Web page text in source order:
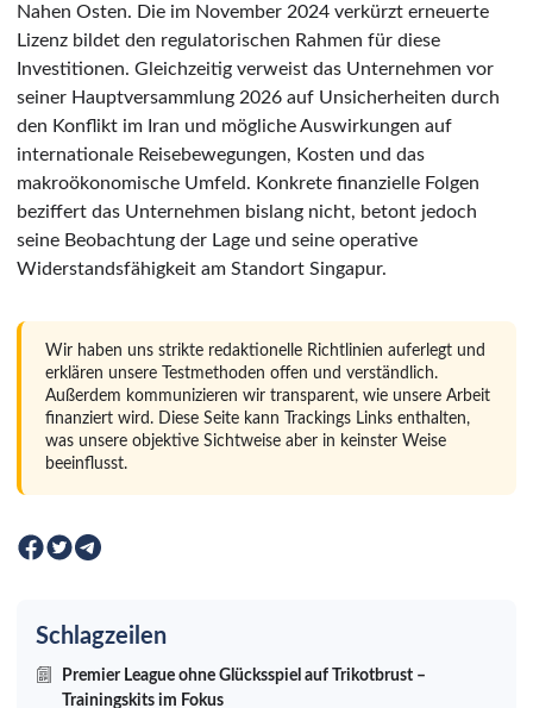
Nahen Osten. Die im November 2024 verkürzt erneuerte
Lizenz bildet den regulatorischen Rahmen für diese
Investitionen. Gleichzeitig verweist das Unternehmen vor
seiner Hauptversammlung 2026 auf Unsicherheiten durch
den Konflikt im Iran und mögliche Auswirkungen auf
internationale Reisebewegungen, Kosten und das
makroökonomische Umfeld. Konkrete finanzielle Folgen
beziffert das Unternehmen bislang nicht, betont jedoch
seine Beobachtung der Lage und seine operative
Widerstandsfähigkeit am Standort Singapur.
Wir haben uns strikte redaktionelle Richtlinien auferlegt und
erklären unsere Testmethoden offen und verständlich.
Außerdem kommunizieren wir transparent, wie unsere Arbeit
finanziert wird. Diese Seite kann Trackings Links enthalten,
was unsere objektive Sichtweise aber in keinster Weise
beeinflusst.
Schlagzeilen
Premier League ohne Glücksspiel auf Trikotbrust –
Trainingskits im Fokus